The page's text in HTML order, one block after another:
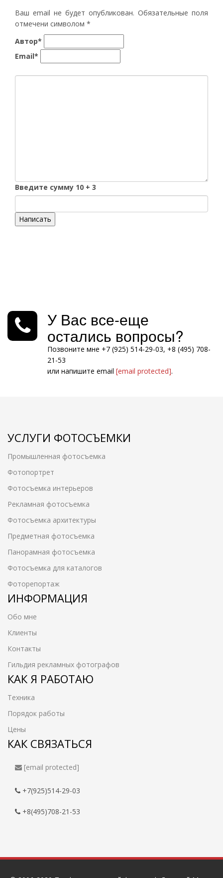
Ваш email не будет опубликован. Обязательные поля
отмечени символом *
Автор*
Email*
Введите сумму 10 + 3
Написать
У Вас все-еще
остались вопросы?
Позвоните мне +7 (925) 514-29-03, +8 (495) 708-
21-53
или напишите email [email protected].
УСЛУГИ ФОТОСЪЕМКИ
Промышленная фотосъемка
Фотопортрет
Фотосъемка интерьеров
Рекламная фотосъемка
Фотосъемка архитектуры
Предметная фотосъемка
Панорамная фотосъемка
Фотосъемка для каталогов
Фоторепортаж
ИНФОРМАЦИЯ
Обо мне
Клиенты
Контакты
Гильдия рекламных фотографов
КАК Я РАБОТАЮ
Техника
Порядок работы
Цены
КАК СВЯЗАТЬСЯ
[email protected]
+7(925)514-29-03
+8(495)708-21-53